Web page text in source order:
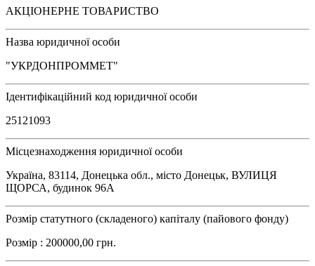
АКЦІОНЕРНЕ ТОВАРИСТВО
Назва юридичної особи
"УКРДОНПРОММЕТ"
Ідентифікаційний код юридичної особи
25121093
Місцезнаходження юридичної особи
Україна, 83114, Донецька обл., місто Донецьк, ВУЛИЦЯ
ЩОРСА, будинок 96А
Розмір статутного (складеного) капіталу (пайового фонду)
Розмір : 200000,00 грн.